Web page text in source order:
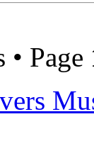
• Page